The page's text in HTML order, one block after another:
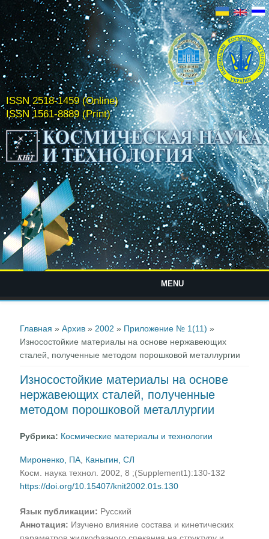
ISSN 2518-1459 (Online)
ISSN 1561-8889 (Print)
MENU
Главная »Архив » 2002 » Приложение № 1(11) »
Износостойкие материалы на основе нержавеющих
сталей, полученные методом порошковой металлургии
Износостойкие материалы на основе
нержавеющих сталей, полученные
методом порошковой металлургии
Рубрика: Космические материалы и технологии
Мироненко, ПА Каныгин, СЛ
Косм. наука технол. 2002, 8 ;(Supplement1):130-132
https://doi.org/10.15407/knit2002.01s.130
Язык публикации: Русский
Аннотация: Изучено влияние состава и кинетических